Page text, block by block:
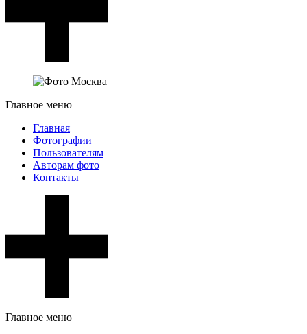
Главное меню
Главная
Фотографии
Пользователям
Авторам фото
Контакты
Главное меню